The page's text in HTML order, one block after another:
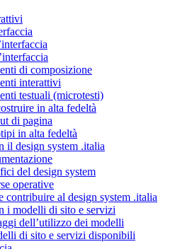
di composizione
interattivi
testuali (microtesti)
in alta fedeltà
di pagina
in alta fedeltà
il design system .italia
del design system
operative
contribuire al design system .italia
i modelli di sito e servizi
dell’utilizzo dei modelli
di sito e servizi disponibili